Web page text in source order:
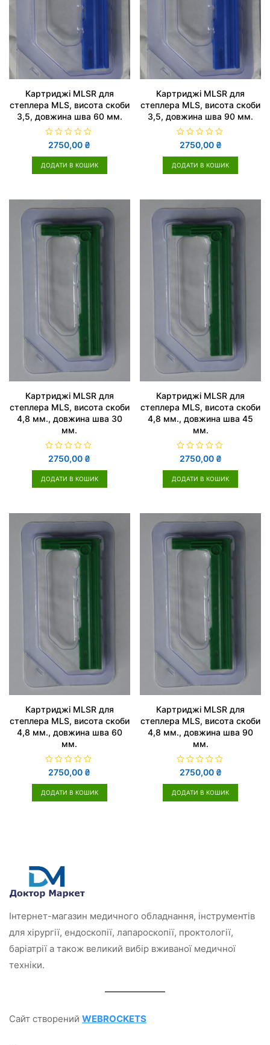
Картриджі MLSR для
степлера MLS, висота скоби
3,5, довжина шва 60 мм.
О
ц
і
н
0
з
2750,00 ₴
ДОДАТИ В КОШИК
Картриджі MLSR для
степлера MLS, висота скоби
3,5, довжина шва 90 мм.
О
ц
і
н
0
з
2750,00 ₴
ДОДАТИ В КОШИК
Картриджі MLSR для
степлера MLS, висота скоби
4,8 мм., довжина шва 30
мм.
О
ц
і
н
0
з
2750,00 ₴
ДОДАТИ В КОШИК
Картриджі MLSR для
степлера MLS, висота скоби
4,8 мм., довжина шва 45
мм.
О
ц
і
н
0
з
2750,00 ₴
ДОДАТИ В КОШИК
Картриджі MLSR для
степлера MLS, висота скоби
4,8 мм., довжина шва 60
мм.
О
ц
і
н
2750,00 ₴
ДОДАТИ В КОШИК
Картриджі MLSR для
степлера MLS, висота скоби
4,8 мм., довжина шва 90
мм.
О
ц
і
н
2750,00 ₴
ДОДАТИ В КОШИК
Інтернет-магазин медичного обладнання, інструментів
для хірургії, ендоскопії, лапароскопії, проктології,
баріатрії а також великий вибір вживаної медичної
техніки.
Сайт створений WEBROCKETS